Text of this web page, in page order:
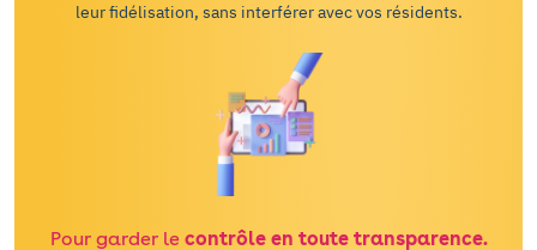
leur fidélisation, sans interférer avec vos résidents.
Pour garder le contrôle en toute transparence.